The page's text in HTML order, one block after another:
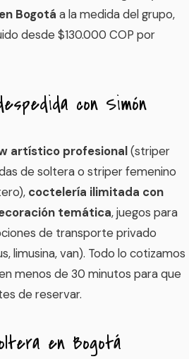
Bogotá a la medida del grupo,
desde $130.000 COP por
con Simón
artístico profesional(striper
de soltera o striper femenino
coctelería ilimitada con
temática, juegos para
de transporte privado
limusina, van). Todo lo cotizamos
menos de 30 minutos para que
de reservar.
en Bogotá